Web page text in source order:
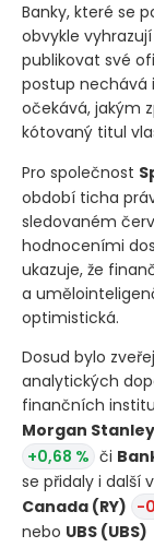
Banky, které se
obvykle
publikovat své
postup nechává
očekává, jakým
kótovaný titul
Pro společnost
období ticha
sledovaném
hodnoceními
ukazuje, že
a
optimistická.
Dosud bylo
analytických
finančních
Morgan Stanley
+0,68 % či
se přidaly i další
Canada (RY) -
nebo UBS (UBS)